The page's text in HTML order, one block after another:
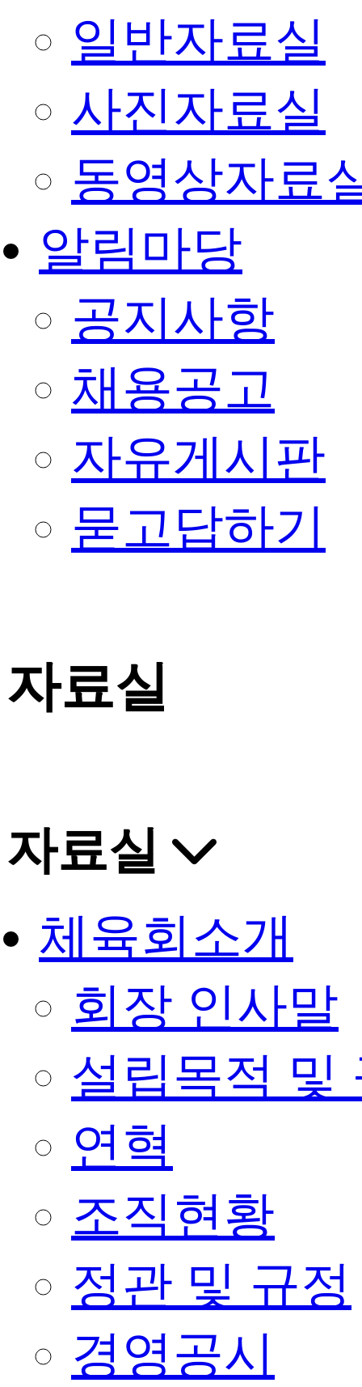
일반자료실
사진자료실
동영상자료
알림마당
공지사항
채용공고
자유게시판
묻고답하기
자료실
자료실
체육회소개
회장 인사말
설립목적 및
연혁
조직현황
정관 및 규정
경영공시